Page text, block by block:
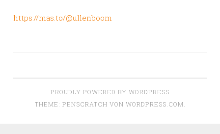
https://mas.to/@ullenboom
PROUDLY POWERED BY WORDPRESS
THEME: PENSCRATCH VON WORDPRESS.COM